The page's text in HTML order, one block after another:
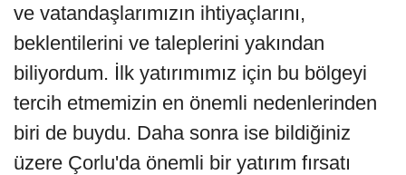
ve vatandaşlarımızın ihtiyaçlarını,
beklentilerini ve taleplerini yakından
biliyordum. İlk yatırımımız için bu bölgeyi
tercih etmemizin en önemli nedenlerinden
biri de buydu. Daha sonra ise bildiğiniz
üzere Çorlu'da önemli bir yatırım fırsatı